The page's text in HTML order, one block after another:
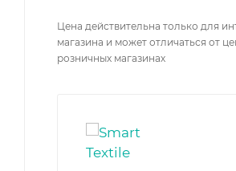
Цена действительна только для
магазина и может отличаться от
розничных магазинах